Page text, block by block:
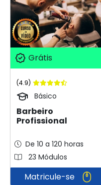
Grátis
(4.9)
Básico
Barbeiro
Profissional
De 10 a 120 horas
23 Módulos
Matricule-se